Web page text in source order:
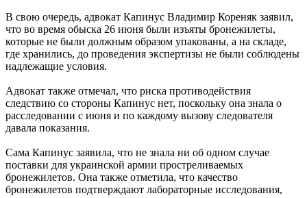
В свою очередь, адвокат Капинус Владимир Кореняк заявил,
что во время обыска 26 июня были изъяты бронежилеты,
которые не были должным образом упакованы, а на складе,
где хранились, до проведения экспертизы не были соблюдены
надлежащие условия.
Адвокат также отмечал, что риска противодействия
следствию со стороны Капинус нет, поскольку она знала о
расследовании с июня и по каждому вызову следователя
давала показания.
Сама Капинус заявила, что не знала ни об одном случае
поставки для украинской армии простреливаемых
бронежилетов. Она также отметила, что качество
бронежилетов подтверждают лабораторные исследования,